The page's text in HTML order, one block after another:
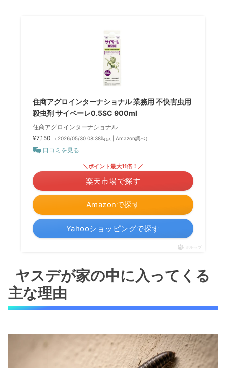
住商アグロインターナショナル 業務用 不快害虫用
殺虫剤 サイベーレ0.5SC 900ml
住商アグロインターナショナル
¥7,150
（2026/05/30 08:38時点 | Amazon調べ）
口コミを見る
Amazonで探す
＼ポイント最大11倍！／
楽天市場で探す
Yahooショッピングで探す
ポチップ
ヤスデが家の中に入ってくる
主な理由